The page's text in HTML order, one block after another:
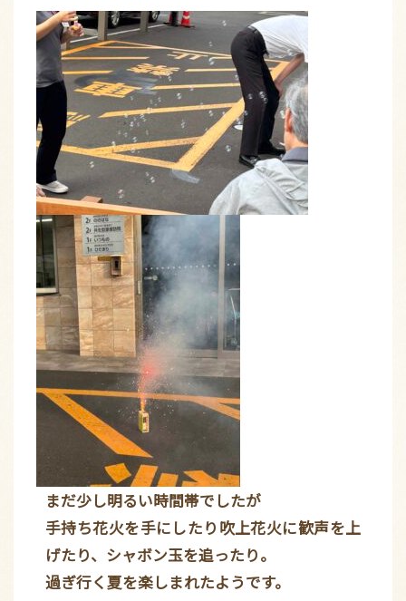
まだ少し明るい時間帯でしたが
手持ち花火を手にしたり吹上花火に歓声を上
げたり、シャボン玉を追ったり。
過ぎ行く夏を楽しまれたようです。